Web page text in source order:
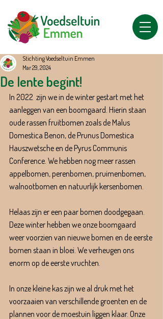
De lente begint!
Stichting Voedseltuin Emmen
Mar 29, 2024
In 2022  zijn we in de winter gestart met het
aanleggen van een boomgaard. Hierin staan
oude rassen fruitbomen zoals de Malus
Domestica Benon, de Prunus Domestica
Hauszwetsche en de Pyrus Communis
Conference. We hebben nog meer rassen
appelbomen, perenbomen, pruimenbomen,
walnootbomen en natuurlijk kersenbomen.
Helaas zijn er een paar bomen doodgegaan.
Deze winter hebben we onze boomgaard
weer voorzien van nieuwe bomen en de eerste
bomen staan in bloei. We verheugen ons
enorm op de eerste vruchten.
In onze kleine kas zijn we al druk met het
voorzaaien van verschillende groenten en de
plannen voor de moestuin liggen klaar. Onze